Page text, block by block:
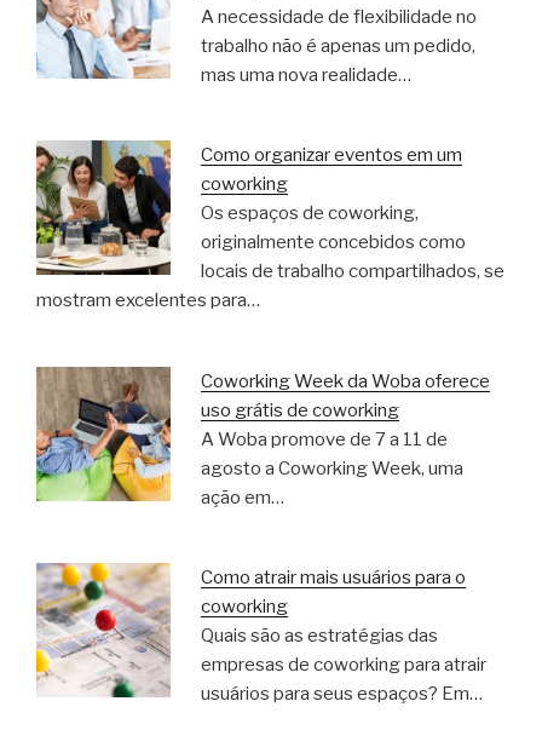
A necessidade de flexibilidade no
trabalho não é apenas um pedido,
mas uma nova realidade…
Como organizar eventos em um
coworking
Os espaços de coworking,
originalmente concebidos como
locais de trabalho compartilhados, se
mostram excelentes para…
Coworking Week da Woba oferece
uso grátis de coworking
A Woba promove de 7 a 11 de
agosto a Coworking Week, uma
ação em…
Como atrair mais usuários para o
coworking
Quais são as estratégias das
empresas de coworking para atrair
usuários para seus espaços? Em…